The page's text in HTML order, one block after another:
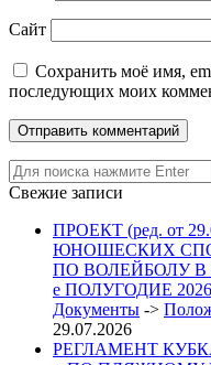
Сайт
Сохранить моё имя,
последующих моих
Свежие записи
ПРОЕКТ (ред. от
ЮНОШЕСКИХ
ПО ВОЛЕЙБОЛУ
е ПОЛУГОДИЕ 2026
Документы ->
29.07.2026
РЕГЛАМЕНТ